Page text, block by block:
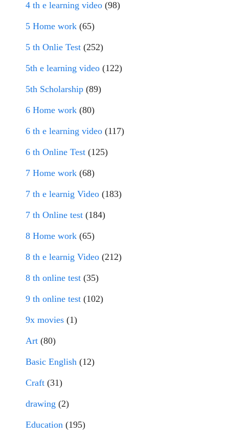
4 th e learning video (98)
5 Home work (65)
5 th Onlie Test (252)
5th e learning video (122)
5th Scholarship (89)
6 Home work (80)
6 th e learning video (117)
6 th Online Test (125)
7 Home work (68)
7 th e learnig Video (183)
7 th Online test (184)
8 Home work (65)
8 th e learnig Video (212)
8 th online test (35)
9 th online test (102)
9x movies (1)
Art (80)
Basic English (12)
Craft (31)
drawing (2)
Education (195)